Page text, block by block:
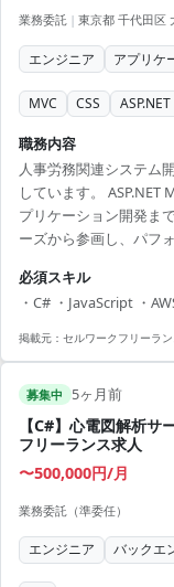
業務委託 | 東京都 千代田区
エンジニア アプリケ
MVC CSS ASP.NET
職務内容
人事労務関連システム
しています。 ASP.NET
プリケーション開発ま
ーズから参画し、パフ
を用いたWebアプリケ
スの開発・運用 -
【アピールポイント】
必須スキル
・C# ・JavaScript ・
掲載元： セルワークフリーラ
募集中 5ヶ月前
【C#】心電図解析サ
フリーランス求人
〜500,000円/月
業務委託（準委任）
エンジニア バックエ